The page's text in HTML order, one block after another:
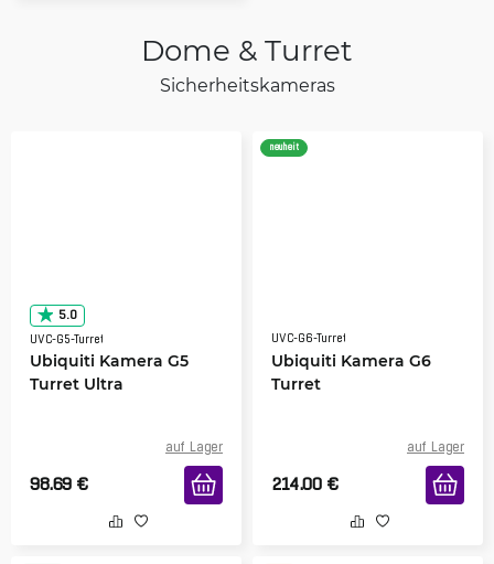
Dome & Turret
Sicherheitskameras
5.0
UVC-G5-Turret
Ubiquiti Kamera G5
Turret Ultra
auf Lager
98.69 €
neuheit
UVC-G6-Turret
Ubiquiti Kamera G6
Turret
auf Lager
214.00 €